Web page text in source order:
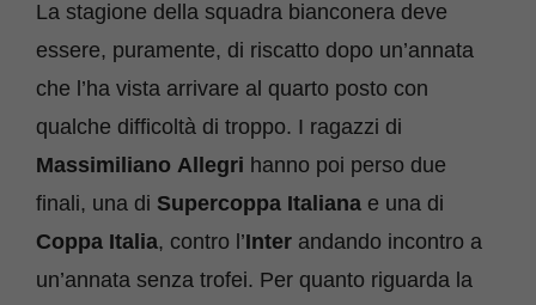
La stagione della squadra bianconera deve
essere, puramente, di riscatto dopo un’annata
che l’ha vista arrivare al quarto posto con
qualche difficoltà di troppo. I ragazzi di
Massimiliano Allegri hanno poi perso due
finali, una di Supercoppa Italiana e una di
Coppa Italia, contro l’Inter andando incontro a
un’annata senza trofei. Per quanto riguarda la